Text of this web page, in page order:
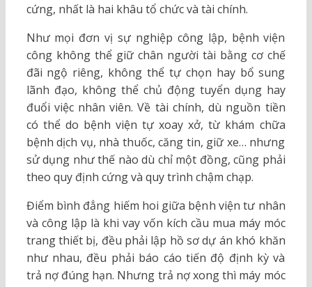
cứng, nhất là hai khâu tổ chức và tài chính.
Như mọi đơn vị sự nghiệp công lập, bệnh viện
công không thể giữ chân người tài bằng cơ chế
đãi ngộ riêng, không thể tự chọn hay bổ sung
lãnh đạo, không thể chủ động tuyển dụng hay
đuổi việc nhân viên. Về tài chính, dù nguồn tiền
có thể do bệnh viện tự xoay xở, từ khám chữa
bệnh dịch vụ, nhà thuốc, căng tin, giữ xe… nhưng
sử dụng như thế nào dù chỉ một đồng, cũng phải
theo quy định cứng và quy trình chậm chạp.
Điểm bình đẳng hiếm hoi giữa bệnh viện tư nhân
và công lập là khi vay vốn kích cầu mua máy móc
trang thiết bị, đều phải lập hồ sơ dự án khó khăn
như nhau, đều phải báo cáo tiến độ định kỳ và
trả nợ đúng hạn. Nhưng trả nợ xong thì máy móc